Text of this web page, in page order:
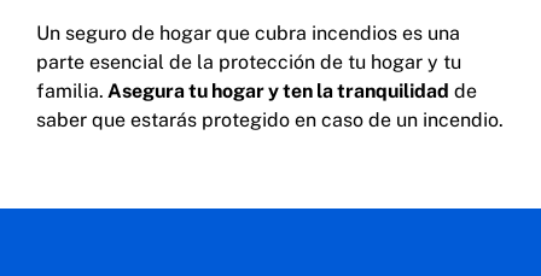
Un seguro de hogar que cubra incendios es una
parte esencial de la protección de tu hogar y tu
familia. Asegura tu hogar y ten la tranquilidad de
saber que estarás protegido en caso de un incendio.